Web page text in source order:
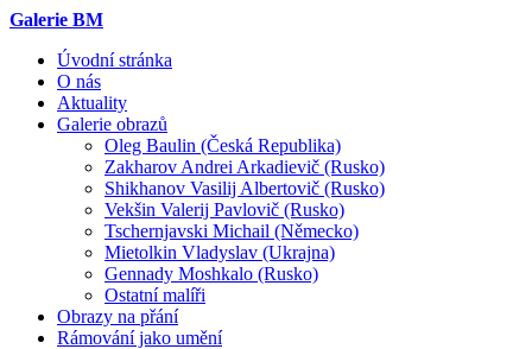
Galerie BM
Úvodní stránka
O nás
Aktuality
Galerie obrazů
Oleg Baulin (Česká Republika)
Zakharov Andrei Arkadievič (Rusko)
Shikhanov Vasilij Albertovič (Rusko)
Vekšin Valerij Pavlovič (Rusko)
Tschernjavski Michail (Německo)
Mietolkin Vladyslav (Ukrajna)
Gennady Moshkalo (Rusko)
Ostatní malíři
Obrazy na přání
Rámování jako umění